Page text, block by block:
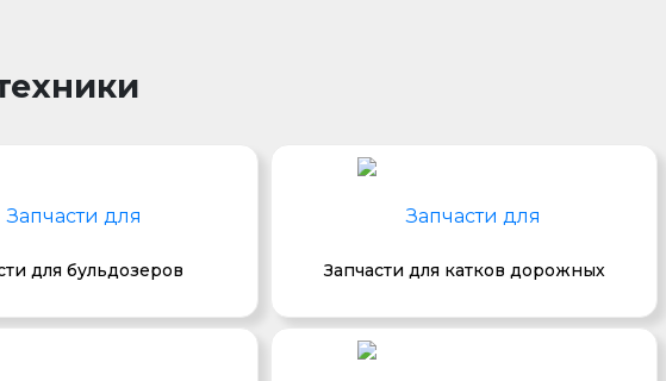
для бульдозеров Запчасти для катков дорожных